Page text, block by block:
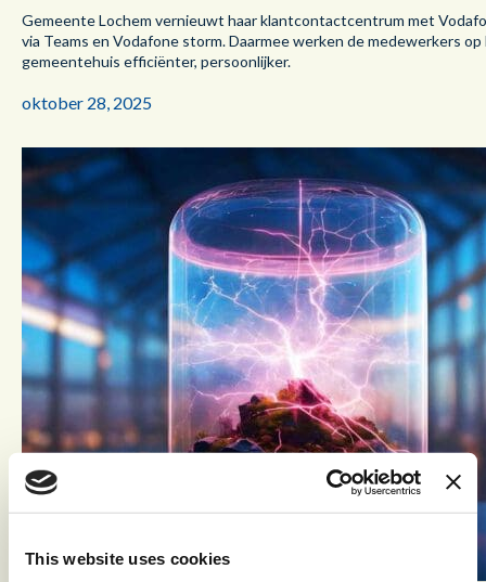
This website uses cookies
Gemeente Lochem vernieuwt haar klantcontactcentrum met
via Teams en Vodafone storm. Daarmee werken de medewerkers
gemeentehuis efficiënter, persoonlijker.
oktober 28, 2025